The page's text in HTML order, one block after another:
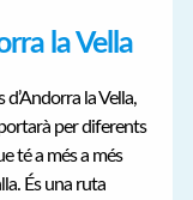
la Vella
la Vella,
per diferents
té a més a més
És una ruta